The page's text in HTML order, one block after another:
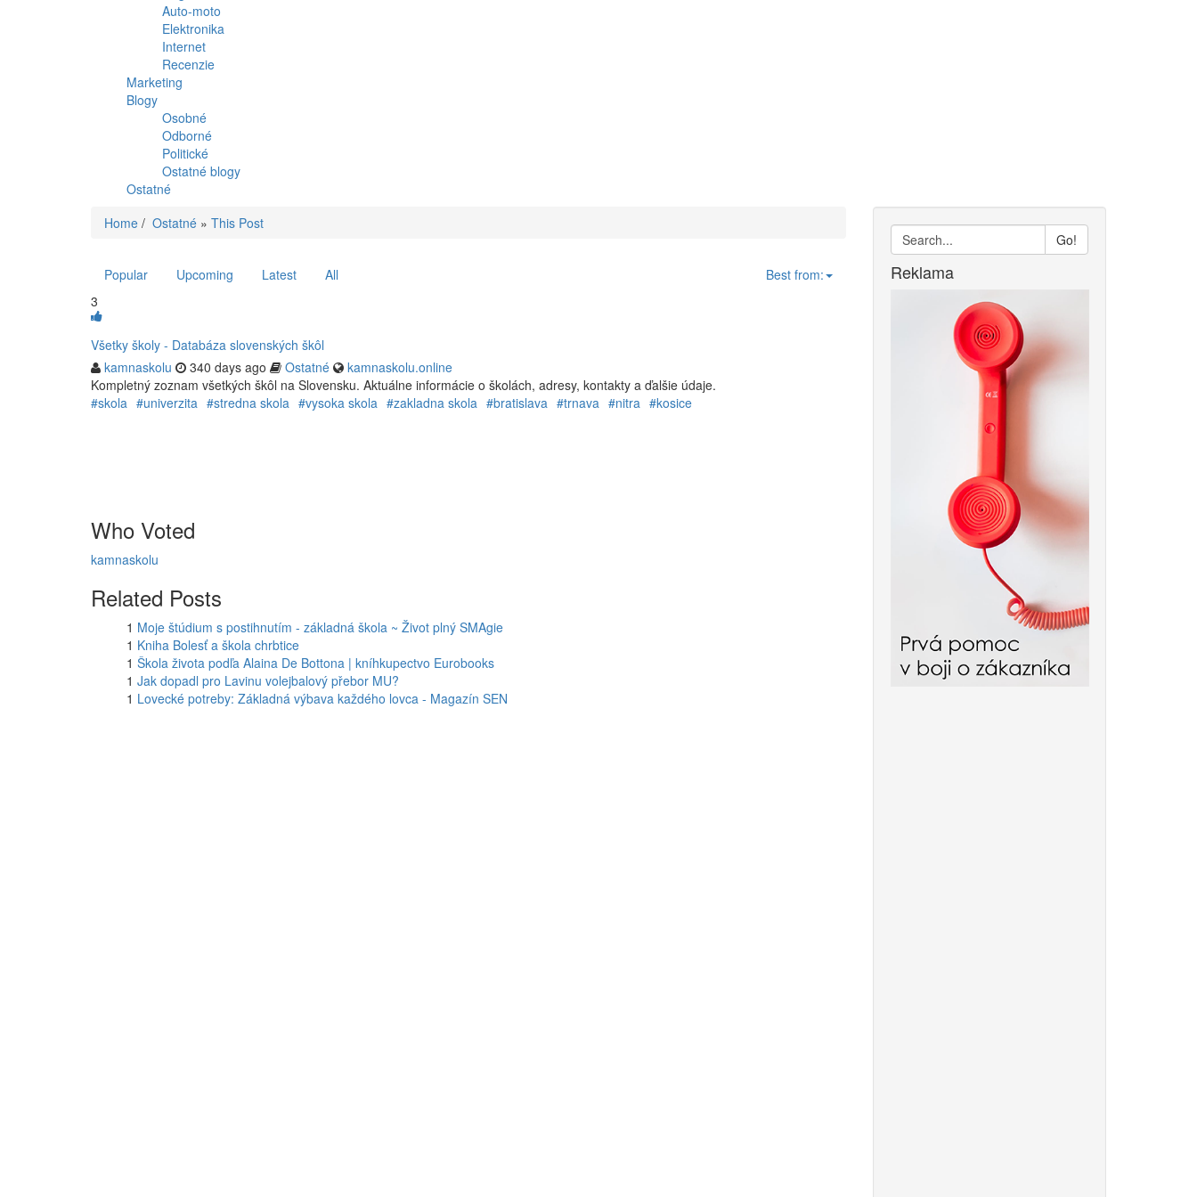
Auto-moto
Elektronika
Internet
Recenzie
Marketing
Blogy
Osobné
Odborné
Politické
Ostatné blogy
Ostatné
Home / Ostatné » This Post
Popular Upcoming Latest All
Best from:
3
Všetky školy - Databáza slovenských škôl
kamnaskolu
340 days ago Ostatné
kamnaskolu.online
Kompletný zoznam všetkých škôl na Slovensku. Aktuálne informácie o školách, adresy, kontakty a ďalšie údaje.
#skola #univerzita #stredna skola #vysoka skola #zakladna skola #bratislava #trnava #nitra #kosice
Who Voted
kamnaskolu
Related Posts
1 Moje štúdium s postihnutím - základná škola ~ Život plný SMAgie
1 Kniha Bolesť a škola chrbtice
1 Škola života podľa Alaina De Bottona | kníhkupectvo Eurobooks
1 Jak dopadl pro Lavinu volejbalový přebor MU?
1 Lovecké potreby: Základná výbava každého lovca - Magazín SEN
Go!
Reklama